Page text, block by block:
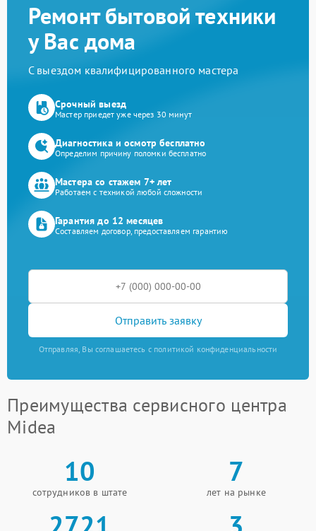
Ремонт бытовой техники
у Вас дома
С выездом квалифицированного мастера
Срочный выезд
Мастер приедет уже через 30 минут
Диагностика и осмотр бесплатно
Определим причину поломки бесплатно
Мастера со стажем 7+ лет
Работаем с техникой любой сложности
Гарантия до 12 месяцев
Составляем договор, предоставляем гарантию
Отправить заявку
Отправляя, Вы соглашаетесь с политикой конфиденциальности
Преимущества сервисного центра
Midea
10
сотрудников в штате
7
лет на рынке